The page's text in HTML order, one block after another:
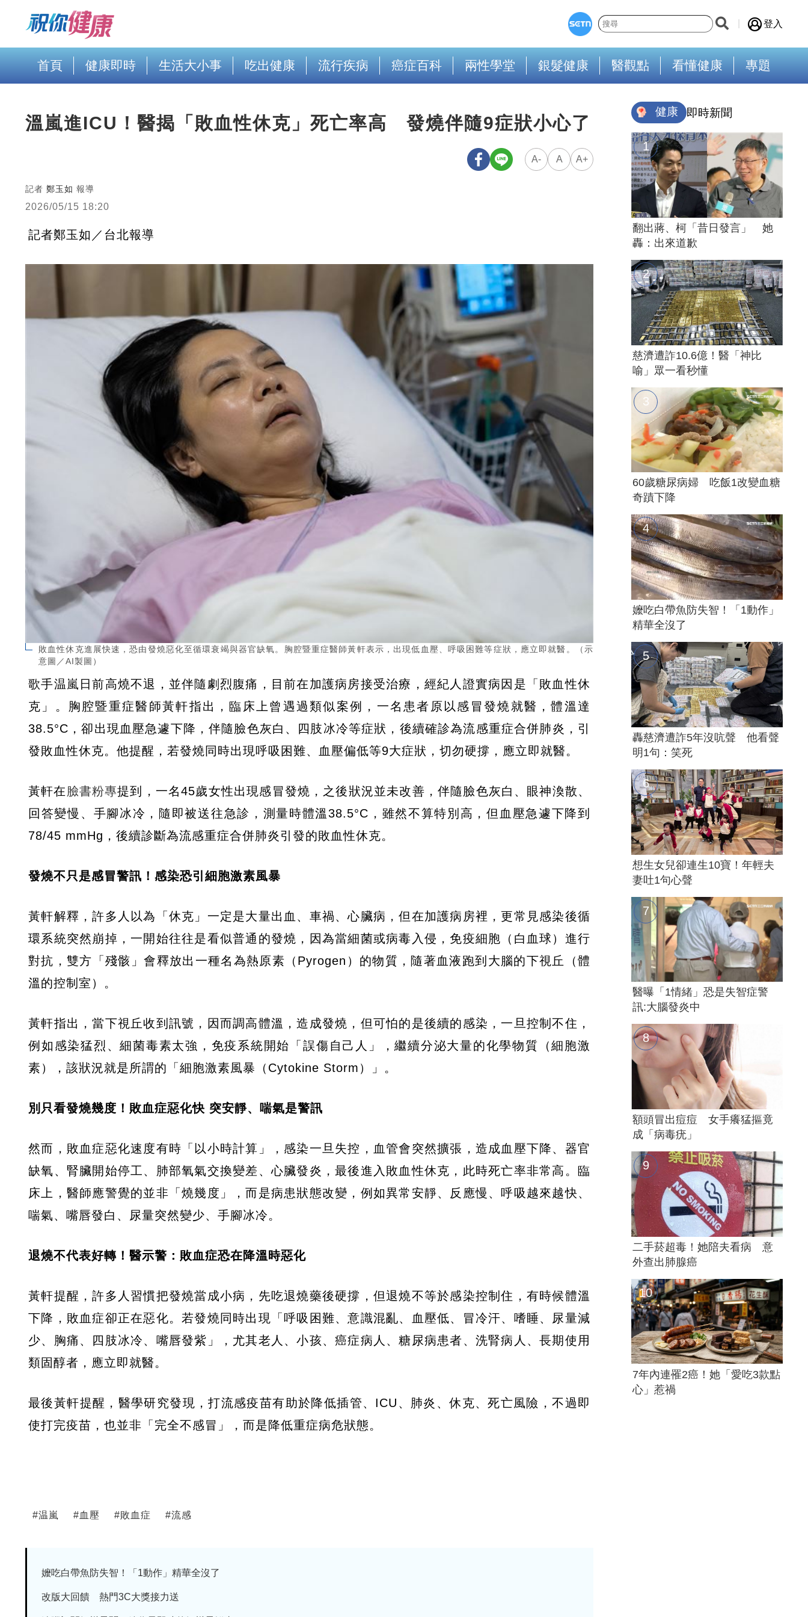
登入
首頁 健康即時 生活大小事 吃出健康 流行疾病 癌症百科 兩性學堂 銀髮健康 醫觀點 看懂健康 專題
溫嵐進ICU！醫揭「敗血性休克」死亡率高 發燒伴隨9症狀小心了
A- A A+
記者 鄭玉如 報導
2026/05/15 18:20
記者鄭玉如／台北報導
敗血性休克進展快速，恐由發燒惡化至循環衰竭與器官缺氧。胸腔暨重症醫師黃軒表示，出現低血壓、呼吸困難等症狀，應立即就醫。（示
意圖／AI製圖）
歌手温嵐日前高燒不退，並伴隨劇烈腹痛，目前在加護病房接受治療，經紀人證實病因是「敗血性休
克」。胸腔暨重症醫師黃軒指出，臨床上曾遇過類似案例，一名患者原以感冒發燒就醫，體溫達
38.5°C，卻出現血壓急遽下降，伴隨臉色灰白、四肢冰冷等症狀，後續確診為流感重症合併肺炎，引
發敗血性休克。他提醒，若發燒同時出現呼吸困難、血壓偏低等9大症狀，切勿硬撐，應立即就醫。
黃軒在 臉書粉專提到，一名45歲女性出現感冒發燒，之後狀況並未改善，伴隨臉色灰白、眼神渙散、
回答變慢、手腳冰冷，隨即被送往急診，測量時體溫38.5°C，雖然不算特別高，但血壓急遽下降到
78/45 mmHg，後續診斷為流感重症合併肺炎引發的敗血性休克。
發燒不只是感冒警訊！感染恐引細胞激素風暴
黃軒解釋，許多人以為「休克」一定是大量出血、車禍、心臟病，但在加護病房裡，更常見感染後循
環系統突然崩掉，一開始往往是看似普通的發燒，因為當細菌或病毒入侵，免疫細胞（白血球）進行
對抗，雙方「殘骸」會釋放出一種名為熱原素（Pyrogen）的物質，隨著血液跑到大腦的下視丘（體
溫的控制室）。
黃軒指出，當下視丘收到訊號，因而調高體溫，造成發燒，但可怕的是後續的感染，一旦控制不住，
例如感染猛烈、細菌毒素太強，免疫系統開始「誤傷自己人」，繼續分泌大量的化學物質（細胞激
素），該狀況就是所謂的「細胞激素風暴（Cytokine Storm）」。
別只看發燒幾度！敗血症惡化快 突安靜、喘氣是警訊
然而，敗血症惡化速度有時「以小時計算」，感染一旦失控，血管會突然擴張，造成血壓下降、器官
缺氧、腎臟開始停工、肺部氧氣交換變差、心臟發炎，最後進入敗血性休克，此時死亡率非常高。臨
床上，醫師應警覺的並非「燒幾度」，而是病患狀態改變，例如異常安靜、反應慢、呼吸越來越快、
喘氣、嘴唇發白、尿量突然變少、手腳冰冷。
退燒不代表好轉！醫示警：敗血症恐在降溫時惡化
黃軒提醒，許多人習慣把發燒當成小病，先吃退燒藥後硬撐，但退燒不等於感染控制住，有時候體溫
下降，敗血症卻正在惡化。若發燒同時出現「呼吸困難、意識混亂、血壓低、冒冷汗、嗜睡、尿量減
少、胸痛、四肢冰冷、嘴唇發紫」，尤其老人、小孩、癌症病人、糖尿病患者、洗腎病人、長期使用
類固醇者，應立即就醫。
最後黃軒提醒，醫學研究發現，打流感疫苗有助於降低插管、ICU、肺炎、休克、死亡風險，不過即
使打完疫苗，也並非「完全不感冒」，而是降低重症病危狀態。
#温嵐 #血壓 #敗血症 #流感
嬤吃白帶魚防失智！「1動作」精華全沒了
改版大回饋 熱門3C大獎接力送
健康 即時新聞
翻出蔣、柯「昔日發言」 她
轟：出來道歉
慈濟遭詐10.6億！醫「神比
喻」眾一看秒懂
60歲糖尿病婦 吃飯1改變血糖
奇蹟下降
嬤吃白帶魚防失智！「1動作」
精華全沒了
轟慈濟遭詐5年沒吭聲 他看聲
明1句：笑死
想生女兒卻連生10寶！年輕夫
妻吐1句心聲
醫曝「1情緒」恐是失智症警
訊:大腦發炎中
額頭冒出痘痘 女手癢猛摳竟
成「病毒疣」
二手菸超毒！她陪夫看病 意
外查出肺腺癌
7年內連罹2癌！她「愛吃3款點
心」惹禍